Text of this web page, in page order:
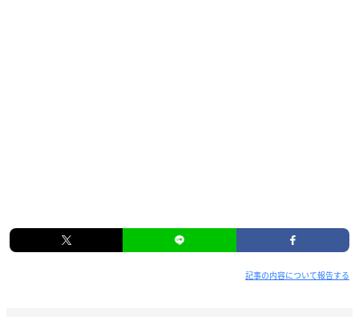
記事の内容について報告する